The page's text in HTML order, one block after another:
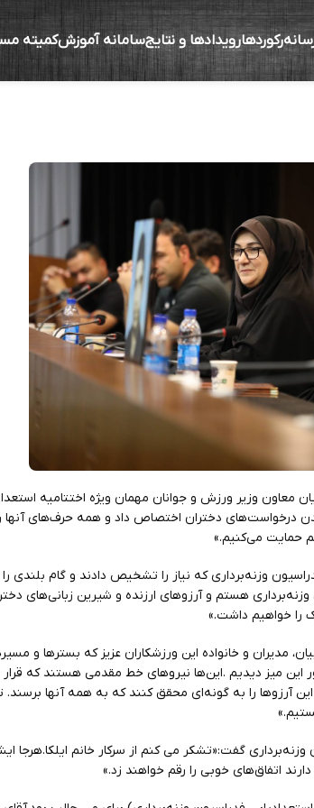
رکوردهارویدادها و نتایجسامانه آموزشکمیته
این جمع قهرمان‌های جهان و
معاون وزیر ورزش و جوانان مهمان ویژه اختتامیه
درخواست‌های دختران اختصاص داد و همه حرف‌های
حمایت می‌کنیم.»
وزنه‌برداری که نیاز را تشخیص دادند و گام بلندی
هستم و آرزوهای ارزنده و شیرین زبانی‌های
را خواهیم داشت.»
مدیران و خانواده این ورزشکاران عزیز که بسترها و
میز دیدیم .این‌ها نیروهای خط مقدمی هستند که
آرزوها را به گونه‌ای محقق کنند که به همه آنها برسند.
گفت:«تشکر می کنم از سرکار خانم ایلکا.هر‌جا
اتفاق‌های خوبی را رقم خواهند زد.»